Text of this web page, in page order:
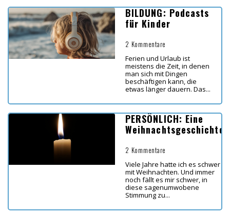
BILDUNG: Podcasts
für Kinder
2 Kommentare
Ferien und Urlaub ist
meistens die Zeit, in denen
man sich mit Dingen
beschäftigen kann, die
etwas länger dauern. Das...
PERSÖNLICH: Eine
Weihnachtsgeschichte
2 Kommentare
Viele Jahre hatte ich es schwer
mit Weihnachten. Und immer
noch fällt es mir schwer, in
diese sagenumwobene
Stimmung zu...